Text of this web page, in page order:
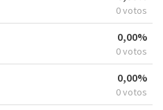
0 votos
0,00%
0 votos
0,00%
0 votos